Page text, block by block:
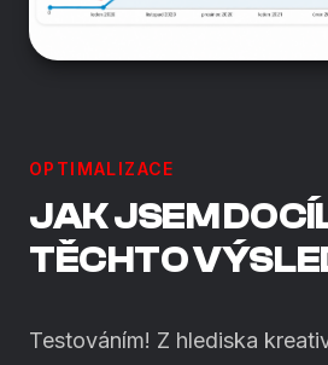
OPTIMALIZACE
JAK JSEM
TĚCHTO
Testováním! Z hlediska